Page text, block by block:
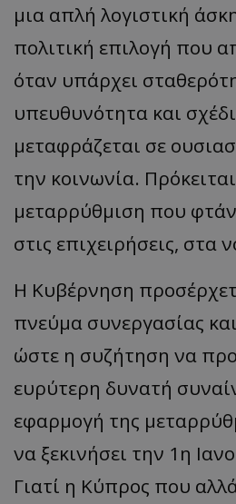
μια απλή λογιστική
πολιτική επιλογή που
όταν υπάρχει
υπευθυνότητα και
μεταφράζεται σε
την κοινωνία.
μεταρρύθμιση που
στις επιχειρήσεις, στα
Η Κυβέρνηση
πνεύμα συνεργασίας
ώστε η συζήτηση να
ευρύτερη δυνατή
εφαρμογή της
να ξεκινήσει την 1η
Γιατί η Κύπρος που